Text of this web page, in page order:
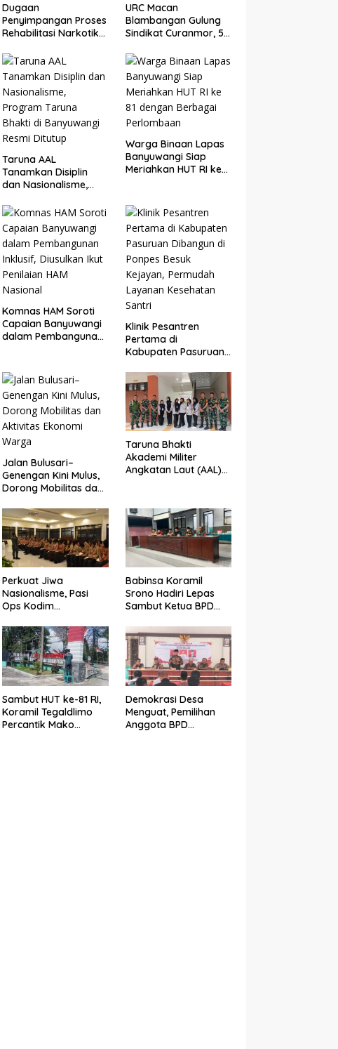
Dugaan
Penyimpangan Proses
Rehabilitasi Narkotika
Biaya Rp25 Juta
Disebut Masuk
Rekening Pribadi
URC Macan
Blambangan Gulung
Sindikat Curanmor, 5
Terungkap Beraksi di
8 TKP Banyuwangi
Taruna AAL
Tanamkan Disiplin
dan Nasionalisme,
Bhakti di Banyuwangi
Resmi Ditutup
Warga Binaan Lapas
Banyuwangi Siap
Meriahkan HUT RI ke
Komnas HAM Soroti
Capaian Banyuwangi
dalam Pembangunan
Nasional
Klinik Pesantren
Pertama di
Kabupaten Pasuruan
Besuk Kejayan,
Permudah Layanan
Kesehatan Santri
Jalan Bulusari–
Genengan Kini Mulus,
Dorong Mobilitas dan
Warga
Taruna Bhakti
Akademi Militer
Angkatan Laut (AAL)
Wujudkan Generasi
Disiplin dan Berjiwa
Nasionalis
Perkuat Jiwa
Nasionalisme, Pasi
Ops Kodim
Bekali Calon
Paskibraka 2026
dengan Wawasan
Kebangsaan
Babinsa Koramil
Srono Hadiri Lepas
Sambut Ketua BPD
Perkuat Sinergi
Membangun Desa
Sambut HUT ke-81 RI,
Koramil Tegaldlimo
Percantik Mako
Demokrasi Desa
Menguat, Pemilihan
Anggota BPD